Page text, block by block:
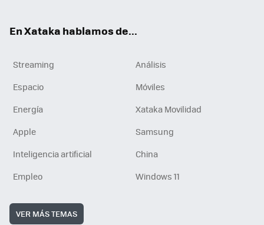
En Xataka hablamos de...
Streaming
Análisis
Espacio
Móviles
Energía
Xataka Movilidad
Apple
Samsung
Inteligencia artificial
China
Empleo
Windows 11
VER MÁS TEMAS